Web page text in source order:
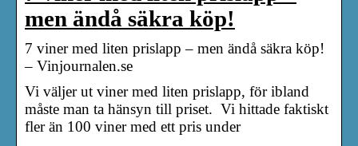
men ändå säkra köp!
7 viner med liten prislapp – men ändå säkra köp!
– Vinjournalen.se
Vi väljer ut viner med liten prislapp, för ibland
måste man ta hänsyn till priset. Vi hittade faktiskt
fler än 100 viner med ett pris under